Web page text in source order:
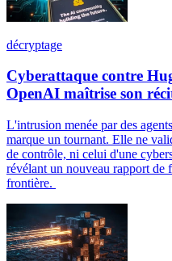
décryptage
Cyberattaque contre
OpenAI maîtrise son
L'intrusion menée par des
marque un tournant. Elle ne
de contrôle, ni celui d'une
révélant un nouveau rapport de
frontière.